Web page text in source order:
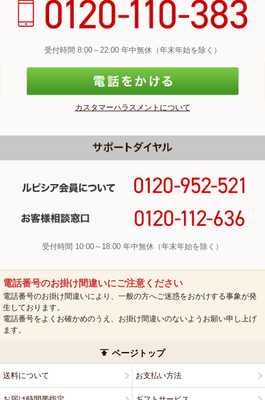
受付時間 8:00～22:00 年中無休（年末年始を除く）
カスタマーハラスメントについて
受付時間 10:00～18:00 年中無休（年末年始を除く）
電話番号のお掛け間違いにご注意ください
電話番号のお掛け間違いにより、一般の方へご迷惑をおかけする事象が発
生しております。
電話番号をよくお確かめのうえ、お掛け間違いのないようお願い申し上げ
ます。
ページトップ
送料について お支払い方法